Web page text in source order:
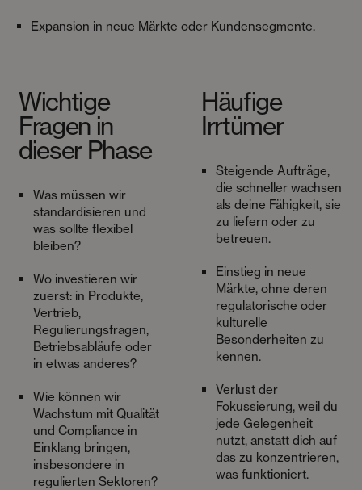
Expansion in neue Märkte oder Kundensegmente.
Wichtige
Fragen in
dieser Phase
Was müssen wir
standardisieren und
was sollte flexibel
bleiben?
Wo investieren wir
zuerst: in Produkte,
Vertrieb,
Regulierungsfragen,
Betriebsabläufe oder
in etwas anderes?
Wie können wir
Wachstum mit Qualität
und Compliance in
Einklang bringen,
insbesondere in
regulierten Sektoren?
Häufige
Irrtümer
Steigende Aufträge,
die schneller wachsen
als deine Fähigkeit, sie
zu liefern oder zu
betreuen.
Einstieg in neue
Märkte, ohne deren
regulatorische oder
kulturelle
Besonderheiten zu
kennen.
Verlust der
Fokussierung, weil du
jede Gelegenheit
nutzt, anstatt dich auf
das zu konzentrieren,
was funktioniert.